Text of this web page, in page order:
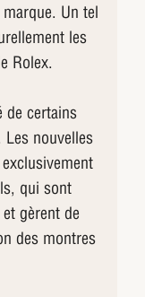
Un tel
les
Rolex.
de certains
Les nouvelles
qui sont
gèrent de
des montres